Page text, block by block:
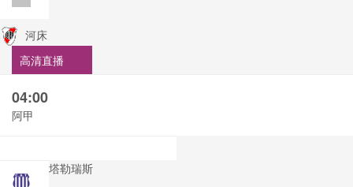
河床
高清直播
04:00
阿甲
塔勒瑞斯